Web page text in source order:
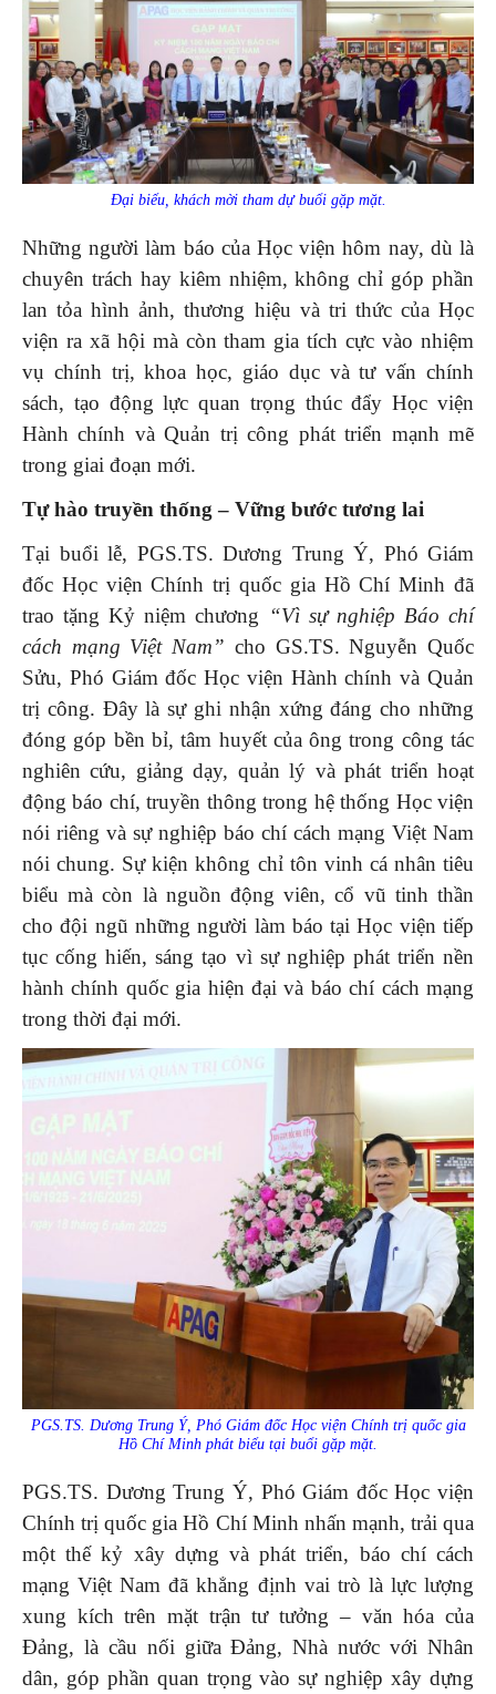
Đại biểu, khách mời tham dự buổi gặp mặt.
Những người làm báo của Học viện hôm nay, dù là
chuyên trách hay kiêm nhiệm, không chỉ góp phần
lan tỏa hình ảnh, thương hiệu và tri thức của Học
viện ra xã hội mà còn tham gia tích cực vào nhiệm
vụ chính trị, khoa học, giáo dục và tư vấn chính
sách, tạo động lực quan trọng thúc đẩy Học viện
Hành chính và Quản trị công phát triển mạnh mẽ
trong giai đoạn mới.
Tự hào truyền thống – Vững bước tương lai
Tại buổi lễ, PGS.TS. Dương Trung Ý, Phó Giám
đốc Học viện Chính trị quốc gia Hồ Chí Minh đã
trao tặng Kỷ niệm chương “Vì sự nghiệp Báo chí
cách mạng Việt Nam” cho GS.TS. Nguyễn Quốc
Sửu, Phó Giám đốc Học viện Hành chính và Quản
trị công. Đây là sự ghi nhận xứng đáng cho những
đóng góp bền bỉ, tâm huyết của ông trong công tác
nghiên cứu, giảng dạy, quản lý và phát triển hoạt
động báo chí, truyền thông trong hệ thống Học viện
nói riêng và sự nghiệp báo chí cách mạng Việt Nam
nói chung. Sự kiện không chỉ tôn vinh cá nhân tiêu
biểu mà còn là nguồn động viên, cổ vũ tinh thần
cho đội ngũ những người làm báo tại Học viện tiếp
tục cống hiến, sáng tạo vì sự nghiệp phát triển nền
hành chính quốc gia hiện đại và báo chí cách mạng
trong thời đại mới.
PGS.TS. Dương Trung Ý, Phó Giám đốc Học viện Chính trị quốc gia
Hồ Chí Minh phát biểu tại buổi gặp mặt.
PGS.TS. Dương Trung Ý, Phó Giám đốc Học viện
Chính trị quốc gia Hồ Chí Minh nhấn mạnh, trải qua
một thế kỷ xây dựng và phát triển, báo chí cách
mạng Việt Nam đã khẳng định vai trò là lực lượng
xung kích trên mặt trận tư tưởng – văn hóa của
Đảng, là cầu nối giữa Đảng, Nhà nước với Nhân
dân, góp phần quan trọng vào sự nghiệp xây dựng